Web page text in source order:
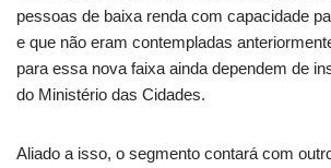
pessoas de baixa renda com capacidade
e que não eram contempladas
para essa nova faixa ainda dependem de
do Ministério das Cidades.
Aliado a isso, o segmento contará com